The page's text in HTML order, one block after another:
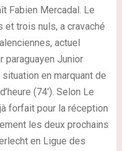
Fabien Mercadal. Le
trois nuls, a cravaché
actuel
paraguayen Junior
en marquant de
(74’). Selon Le
forfait pour la réception
les deux prochains
en Ligue des